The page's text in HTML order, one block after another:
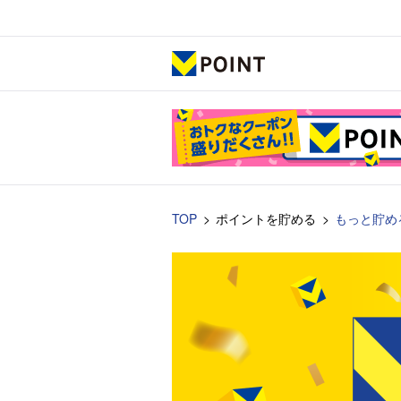
TOP ポイントを貯める もっと貯め